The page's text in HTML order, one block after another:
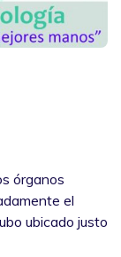
órganos
el
ubicado justo